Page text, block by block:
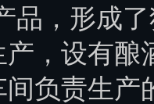
品，形成
，设有酿
负责生产